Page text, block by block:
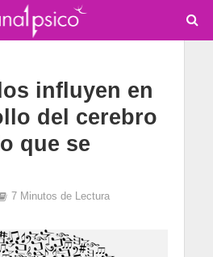
influyen en
del cerebro
que se
7 Minutos de Lectura